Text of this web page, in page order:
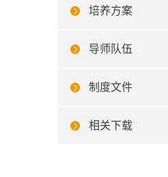
培养方案
导师队伍
制度文件
相关下载